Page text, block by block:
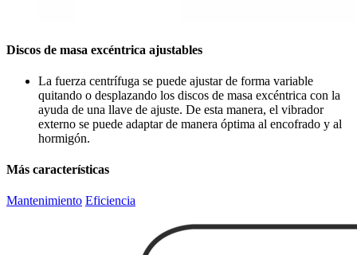
Discos de masa excéntrica ajustables
La fuerza centrífuga se puede ajustar de forma variable
quitando o desplazando los discos de masa excéntrica con la
ayuda de una llave de ajuste. De esta manera, el vibrador
externo se puede adaptar de manera óptima al encofrado y al
hormigón.
Más características
Mantenimiento Eficiencia